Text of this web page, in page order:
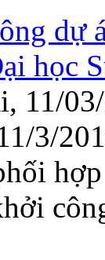
dự
học
11/
3/